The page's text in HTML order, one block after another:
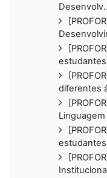
estudantes
diferentes
Linguagem
estudantes